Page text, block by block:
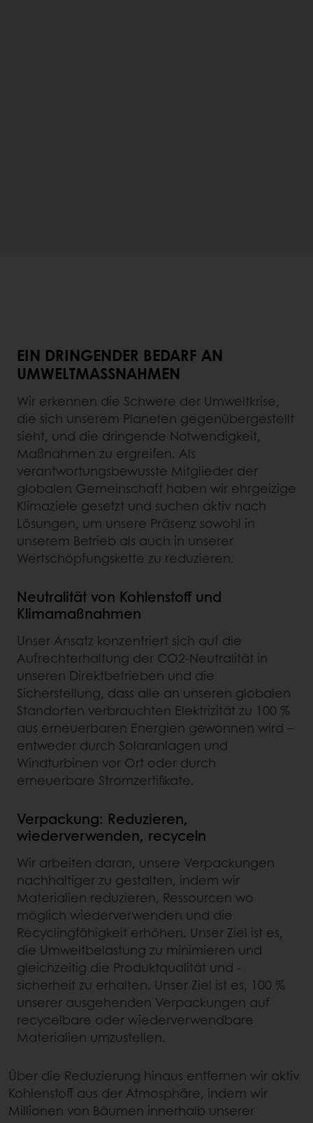
EIN DRINGENDER BEDARF AN
UMWELTMASSNAHMEN
Wir erkennen die Schwere der Umweltkrise,
die sich unserem Planeten gegenübergestellt
sieht, und die dringende Notwendigkeit,
Maßnahmen zu ergreifen. Als
verantwortungsbewusste Mitglieder der
globalen Gemeinschaft haben wir ehrgeizige
Klimaziele gesetzt und suchen aktiv nach
Lösungen, um unsere Präsenz sowohl in
unserem Betrieb als auch in unserer
Wertschöpfungskette zu reduzieren.
Neutralität von Kohlenstoff und
Klimamaßnahmen
Unser Ansatz konzentriert sich auf die
Aufrechterhaltung der CO2-Neutralität in
unseren Direktbetrieben und die
Sicherstellung, dass alle an unseren globalen
Standorten verbrauchten Elektrizität zu 100 %
aus erneuerbaren Energien gewonnen wird –
entweder durch Solaranlagen und
Windturbinen vor Ort oder durch
erneuerbare Stromzertifikate.
Verpackung: Reduzieren,
wiederverwenden, recyceln
Wir arbeiten daran, unsere Verpackungen
nachhaltiger zu gestalten, indem wir
Materialien reduzieren, Ressourcen wo
möglich wiederverwenden und die
Recyclingfähigkeit erhöhen. Unser Ziel ist es,
die Umweltbelastung zu minimieren und
gleichzeitig die Produktqualität und -
sicherheit zu erhalten. Unser Ziel ist es, 100 %
unserer ausgehenden Verpackungen auf
recycelbare oder wiederverwendbare
Materialien umzustellen.
Über die Reduzierung hinaus entfernen wir aktiv
Kohlenstoff aus der Atmosphäre, indem wir
Millionen von Bäumen innerhalb unserer